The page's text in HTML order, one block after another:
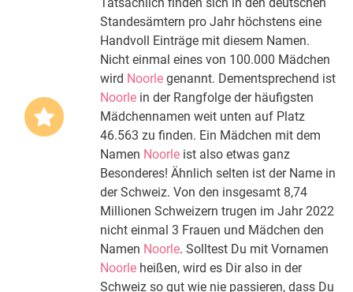
Standesämtern pro Jahr höchstens eine
Handvoll Einträge mit diesem Namen.
Nicht einmal eines von 100.000 Mädchen
wird Noorle genannt. Dementsprechend ist
Noorle in der Rangfolge der häufigsten
Mädchennamen weit unten auf Platz
46.563 zu finden. Ein Mädchen mit dem
Namen Noorle ist also etwas ganz
Besonderes! Ähnlich selten ist der Name in
der Schweiz. Von den insgesamt 8,74
Millionen Schweizern trugen im Jahr 2022
nicht einmal 3 Frauen und Mädchen den
Namen Noorle. Solltest Du mit Vornamen
Noorle heißen, wird es Dir also in der
Schweiz so gut wie nie passieren, dass Du